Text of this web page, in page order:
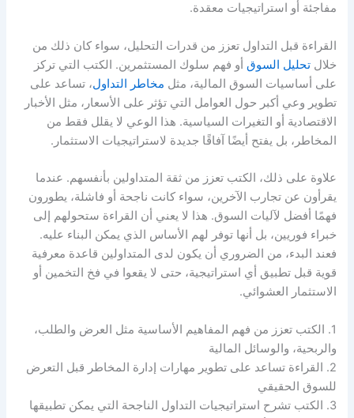
مفاجئة أو استراتيجيات معقدة.
القراءة قبل التداول تعزز من قدرات التحليل، سواء كان ذلك من
خلال تحليل السوقأو فهم سلوك المستثمرين. الكتب التي تركز
على أساسيات السوق المالية، مثل مخاطر التداول ، تساعد على
تطوير وعي أكبر حول العوامل التي تؤثر على الأسعار، مثل الأخبار
الاقتصادية أو التغيرات السياسية. هذا الوعي لا يقلل فقط من
المخاطر، بل يفتح أيضًا آفاقًا جديدة لاستراتيجيات الاستثمار.
علاوة على ذلك، الكتب تعزز من ثقة المتداولين بأنفسهم. عندما
يقرأون عن تجارب الآخرين، سواء كانت ناجحة أو فاشلة، يطورون
فهمًا أفضل لآليات السوق. هذا لا يعني أن القراءة ستحولهم إلى
خبراء فوريين، بل أنها توفر لهم الأساس الذي يمكن البناء عليه.
فعند البدء، من الضروري أن يكون لدى المتداولين قاعدة معرفية
قوية قبل تطبيق أي استراتيجية، حتى لا يقعوا في فخ التخمين أو
الاستثمار العشوائي.
1. الكتب تعزز من فهم المفاهيم الأساسية مثل العرض والطلب،
والربحية، والوسائل المالية
2. القراءة تساعد على تطوير مهارات إدارة المخاطر قبل التعرض
للسوق الحقيقي
3. الكتب تشرح استراتيجيات التداول الناجحة التي يمكن تطبيقها